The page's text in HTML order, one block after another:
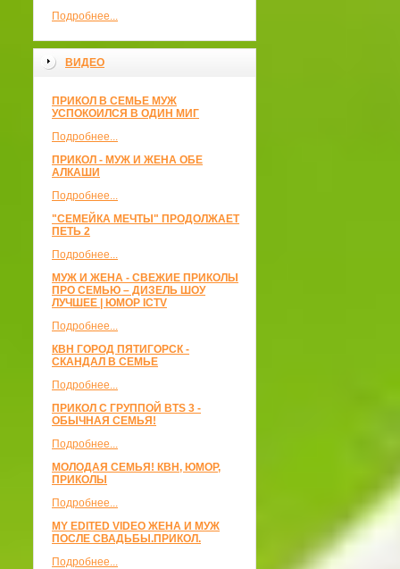
Подробнее...
ВИДЕО
ПРИКОЛ В СЕМЬЕ МУЖ
УСПОКОИЛСЯ В ОДИН МИГ
Подробнее...
ПРИКОЛ - МУЖ И ЖЕНА ОБЕ
АЛКАШИ
Подробнее...
"СЕМЕЙКА МЕЧТЫ" ПРОДОЛЖАЕТ
ПЕТЬ 2
Подробнее...
МУЖ И ЖЕНА - СВЕЖИЕ ПРИКОЛЫ
ПРО СЕМЬЮ – ДИЗЕЛЬ ШОУ
ЛУЧШЕЕ | ЮМОР ICTV
Подробнее...
КВН ГОРОД ПЯТИГОРСК -
СКАНДАЛ В СЕМЬЕ
Подробнее...
ПРИКОЛ С ГРУППОЙ BTS 3 -
ОБЫЧНАЯ СЕМЬЯ!
Подробнее...
МОЛОДАЯ СЕМЬЯ! КВН, ЮМОР,
ПРИКОЛЫ
Подробнее...
MY EDITED VIDEO ЖЕНА И МУЖ
ПОСЛЕ СВАДЬБЫ.ПРИКОЛ.
Подробнее...